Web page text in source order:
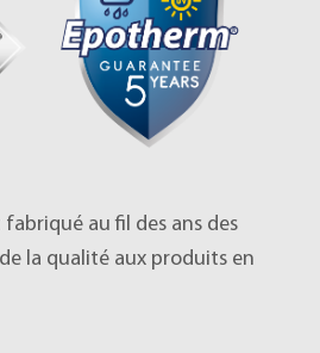
au fil des ans des
la qualité aux produits en